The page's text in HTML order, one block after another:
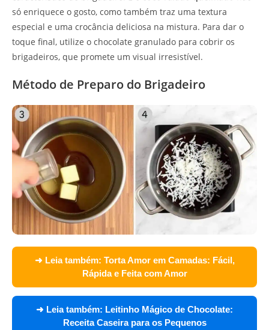
só enriquece o gosto, como também traz uma textura
especial e uma crocância deliciosa na mistura. Para dar o
toque final, utilize o chocolate granulado para cobrir os
brigadeiros, que promete um visual irresistível.
Método de Preparo do Brigadeiro
➜ Leia também: Torta Amor em Camadas: Fácil,
Rápida e Feita com Amor
➜ Leia também: Leitinho Mágico de Chocolate:
Receita Caseira para os Pequenos